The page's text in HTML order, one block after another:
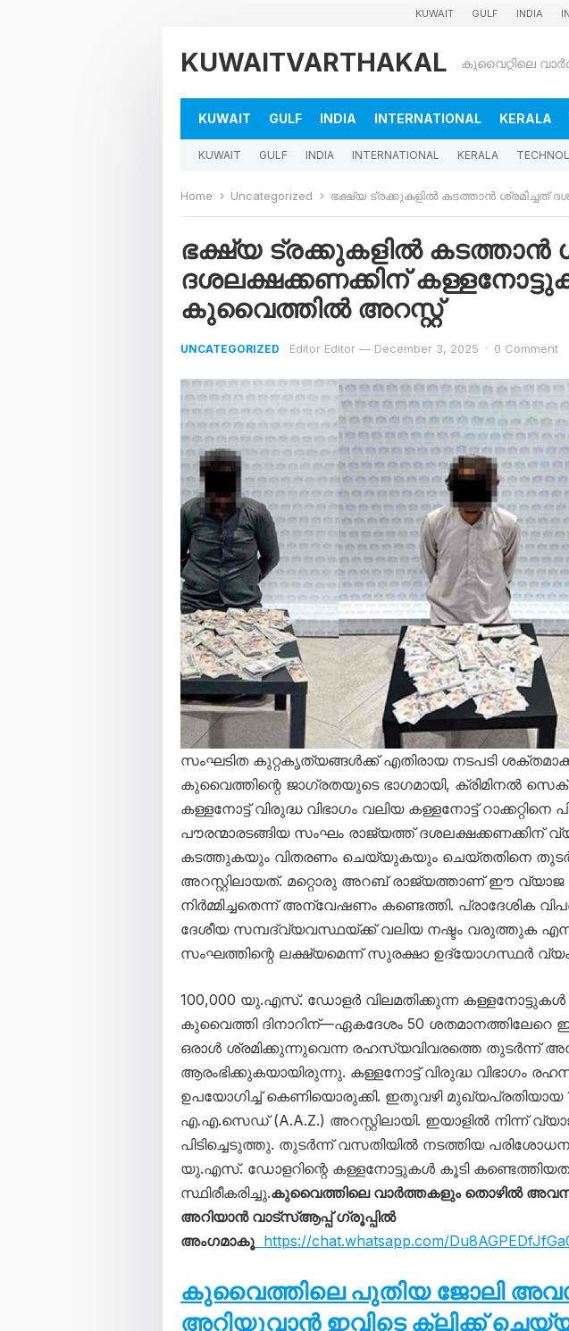
KUWAIT GULF INDIA
KUWAITVARTHAKAL
KUWAIT GULF INDIA INTERNATIONAL KERALA
KUWAIT GULF INDIA INTERNATIONAL KERALA
Home Uncategorized ഭക്ഷ്യ ട്രക്കുകളിൽ കടത്താന്‍ ശ്രമിച്ചത്
ഭക്ഷ്യ ട്രക്കുകളിൽ കടത്താന്‍
ദശലക്ഷക്കണക്കിന്
കുവൈത്തില്‍ അറസ്റ്റ്
UNCATEGORIZED Editor Editor — December 3, 2025 · 0 Comment
സംഘടിത കുറ്റകൃത്യങ്ങൾക്ക് എതിരായ നടപടി
കുവൈത്തിന്റെ ജാഗ്രതയുടെ ഭാഗമായി, ക്രിമിനൽ
കള്ളനോട്ട് വിരുദ്ധ വിഭാഗം വലിയ കള്ളനോട്ട് റാക്കറ്റിനെ
പൗരന്മാരടങ്ങിയ സംഘം രാജ്യത്ത്
കടത്തുകയും വിതരണം ചെയ്യുകയും ചെയ്തതിനെ
അറസ്റ്റിലായത്. മറ്റൊരു അറബ് രാജ്യത്താണ് ഈ
നിർമ്മിച്ചതെന്ന് അന്വേഷണം കണ്ടെത്തി. പ്രാദേശിക
ദേശീയ സമ്പദ്‌വ്യവസ്ഥയ്ക്ക് വലിയ നഷ്ടം വരുത്തുക
സംഘത്തിന്റെ ലക്ഷ്യമെന്ന് സുരക്ഷാ ഉദ്യോഗസ്ഥർ
100,000 യു.എസ്. ഡോളർ വിലമതിക്കുന്ന കള്ളനോട്ടുകൾ
കുവൈത്തി ദിനാറിന്—ഏകദേശം 50 ശതമാനത്തിലേറെ
ഒരാൾ ശ്രമിക്കുന്നുവെന്ന രഹസ്യവിവരത്തെ തുടർന്ന്
ആരംഭിക്കുകയായിരുന്നു. കള്ളനോട്ട് വിരുദ്ധ വിഭാഗം
ഉപയോഗിച്ച് കെണിയൊരുക്കി. ഇതുവഴി മുഖ്യപ്രതിയായ
എ.എ.സെഡ് (A.A.Z.) അറസ്റ്റിലായി. ഇയാളിൽ നിന്ന്
പിടിച്ചെടുത്തു. തുടര്‍ന്ന് വസതിയിൽ നടത്തിയ
യു.എസ്. ഡോളറിന്റെ കള്ളനോട്ടുകൾ കൂടി
സ്ഥിരീകരിച്ചു.കുവൈത്തിലെ വാർത്തകളും തൊഴിൽ
അറിയാൻ വാട്സ്ആപ്പ് ഗ്രൂപ്പിൽ
അംഗമാകൂ https://chat.whatsapp.com/
കുവൈത്തിലെ പുതിയ ജോലി
അറിയുവാൻ ഇവിടെ ക്ലിക്ക്